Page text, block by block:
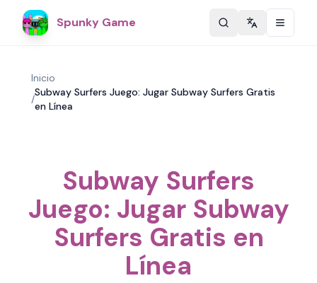
Spunky Game Change
Inicio
/
Subway Surfers Juego: Jugar Subway Surfers Gratis
en Línea
Subway Surfers
Juego: Jugar Subway
Surfers Gratis en
Línea